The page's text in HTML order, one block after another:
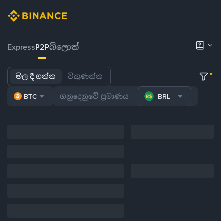
ExpressP2Pබ්ලොක්
මිල දී ගන්න විකුණන්න
BTC BRL